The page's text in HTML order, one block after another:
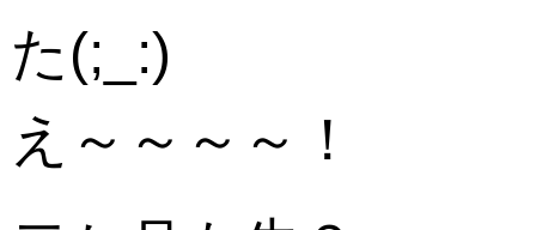
た(;_:)
え～～～～！